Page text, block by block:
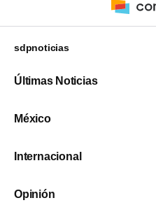
sdpnoticias
Últimas Noticias
México
Internacional
Opinión